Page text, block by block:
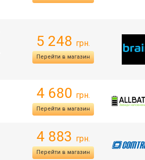
5 248 грн.
Перейти в магазин
4 680 грн.
Перейти в магазин
4 883 грн.
Перейти в магазин